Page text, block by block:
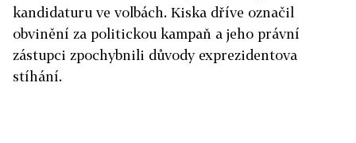
kandidaturu ve volbách. Kiska dříve označil
obvinění za politickou kampaň a jeho právní
zástupci zpochybnili důvody exprezidentova
stíhání.